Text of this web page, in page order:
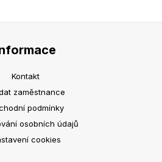
Kontakt
zaměstnance
podmínky
osobních údajů
cookies